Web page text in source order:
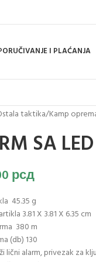
I PLAĆANJA
taktika/Kamp
SA
рсд
45.35 g
3.81 X 3.81 X 6.35 cm
380 m
(db) 130
lični alarm, privezak za